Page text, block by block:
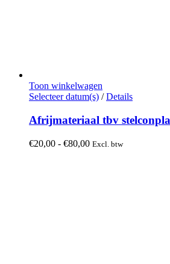
Toon winkelwagen
Selecteer datum(s) Dit
heeft
meerdere
variaties.
Deze
/ Details
Afrijmateriaal tbv
€20,00 - €80,00Prijsklasse:
Excl. btw